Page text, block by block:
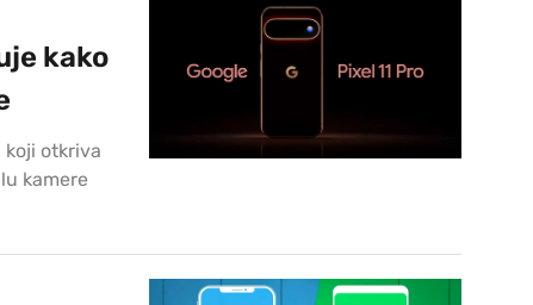
kako
koji otkriva
kamere